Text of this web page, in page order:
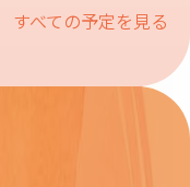
すべての予定を見る